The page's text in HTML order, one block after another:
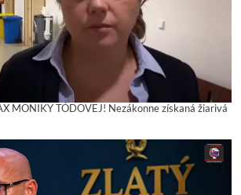
MONIKY TÓDOVEJ! Nezákonne získaná žiarivá